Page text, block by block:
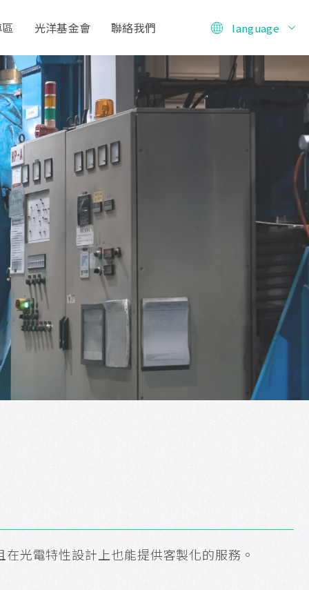
光洋基金會 聯絡我們 language
光電特性設計上也能提供客製化的服務。